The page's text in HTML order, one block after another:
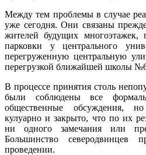
Между тем проблемы в случае
уже сегодня. Они связаны
жителей будущих многоэтажек,
парковки у центрального
перегруженную центральную
перегрузкой ближайшей школы
В процессе принятия столь
были соблюдены все
общественные обсуждения,
кулуарно и закрыто, что по их
ни одного замечания или
Большинство
проведении.